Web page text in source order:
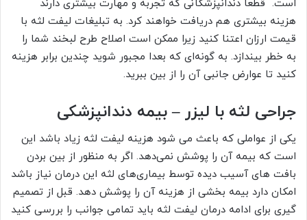
است. قطعا دندانپزشکانی که تجربه و مهارت بیشتری دارند
هزینه بیشتری هم دریافت خواهند کرد. به تبلیغات لیفت لثه با
قیمت ارزان اعتنا کنید زیرا ممکن است اصلاح طرح لبخند شما را
به خطر بیندازد. به گونه‌ای که بعدا مجبور شوید چندین برابر هزینه
کنید تا عوارض جانبی آن را از بین ببرید.
جراحی لثه با لیزر – بیمه دندانپزشکی
یکی از عواملی که باعث می شود هزینه لیفت لثه زیاد باشد این
است که بیمه آن را پوشش نمی‌دهد. اگر به منظور از بین بردن
بافت های آسیب دیده توسط بیماری‌های لثه این درمان نیاز باشد
امکان دارد بیمه بخشی از هزینه آن را پوشش دهد. قبل از تصمیم
گیری برای ادامه درمان لیفت لثه باید تمامی جوانب را بررسی کنید